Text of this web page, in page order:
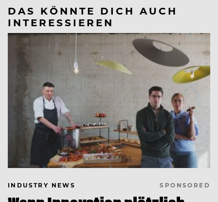
DAS KÖNNTE DICH AUCH
INTERESSIEREN
INDUSTRY NEWS SPONSORED